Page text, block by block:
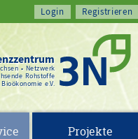
• Netzwerk
Rohstoffe
e.V.
Projekte